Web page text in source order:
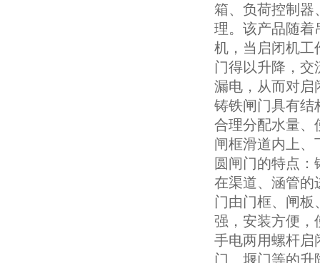
箱、负荷控制器
理。该产品随着
机，当启闭机工
门得以升降，
漏电，从而对启
铸铁闸门具有结
合理分配水量、
闸框滑道内上、
圆闸门的特点
在渠道、涵管的
门由门框、闸
强，安装方便，
手电两用螺杆启
门、堰门等的